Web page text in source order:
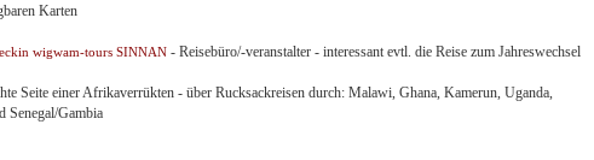
Karten
wigwam-tours SINNAN - Reisebüro/-veranstalter - interessant evtl. die Reise zum Jahreswechsel
Seite einer Afrikaverrükten - über Rucksackreisen durch: Malawi, Ghana, Kamerun, Uganda,
Senegal/Gambia